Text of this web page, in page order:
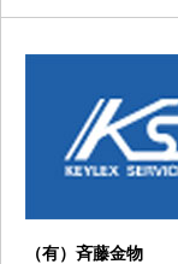
（有）斉藤金物